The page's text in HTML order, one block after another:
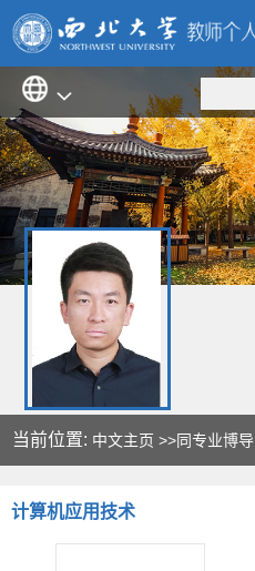
当前位置: 中文主页 >>同专业博导
计算机应用技术